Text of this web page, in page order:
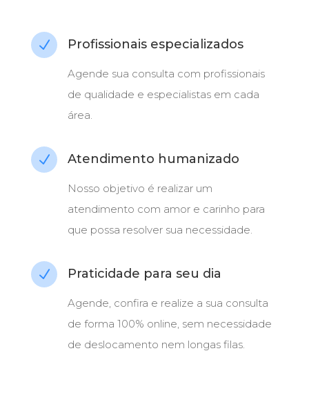
N Profissionais especializados
Agende sua consulta com profissionais
de qualidade e especialistas em cada
área.
N Atendimento humanizado
Nosso objetivo é realizar um
atendimento com amor e carinho para
que possa resolver sua necessidade.
N Praticidade para seu dia
Agende, confira e realize a sua consulta
de forma 100% online, sem necessidade
de deslocamento nem longas filas.